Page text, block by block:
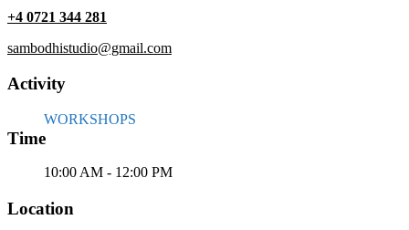
+4 0721 344 281
sambodhistudio@gmail.com
Activity
WORKSHOPS
Time
10:00 AM - 12:00 PM
Location